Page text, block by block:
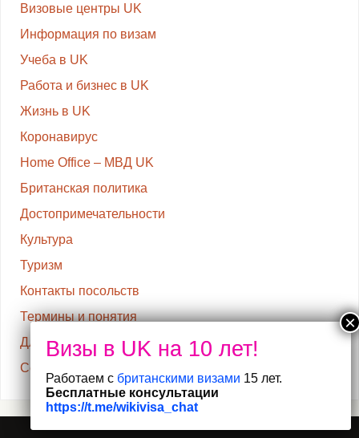
Визовые центры UK
Информация по визам
Учеба в UK
Работа и бизнес в UK
Жизнь в UK
Коронавирус
Home Office – МВД UK
Британская политика
Достопримечательности
Культура
Туризм
Контакты посольств
Термины и понятия
Для резидентов UK
Семья в UK
Работаем с британскими визами 15 лет.
Бесплатные консультации
https://t.me/wikivisa_chat